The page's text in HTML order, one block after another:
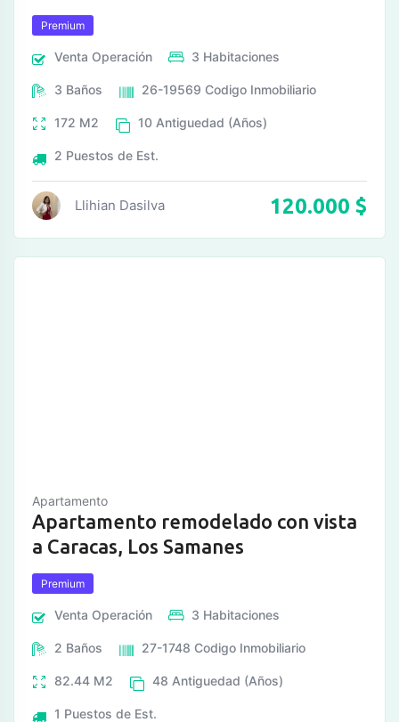
Premium
Venta Operación 3 Habitaciones
3 Baños 26-19569 Codigo Inmobiliario
172 M2 10 Antiguedad (Años)
2 Puestos de Est.
Llihian Dasilva 120.000 $
Apartamento
Apartamento remodelado con vista
a Caracas, Los Samanes
Premium
Venta Operación 3 Habitaciones
2 Baños 27-1748 Codigo Inmobiliario
82.44 M2 48 Antiguedad (Años)
1 Puestos de Est.